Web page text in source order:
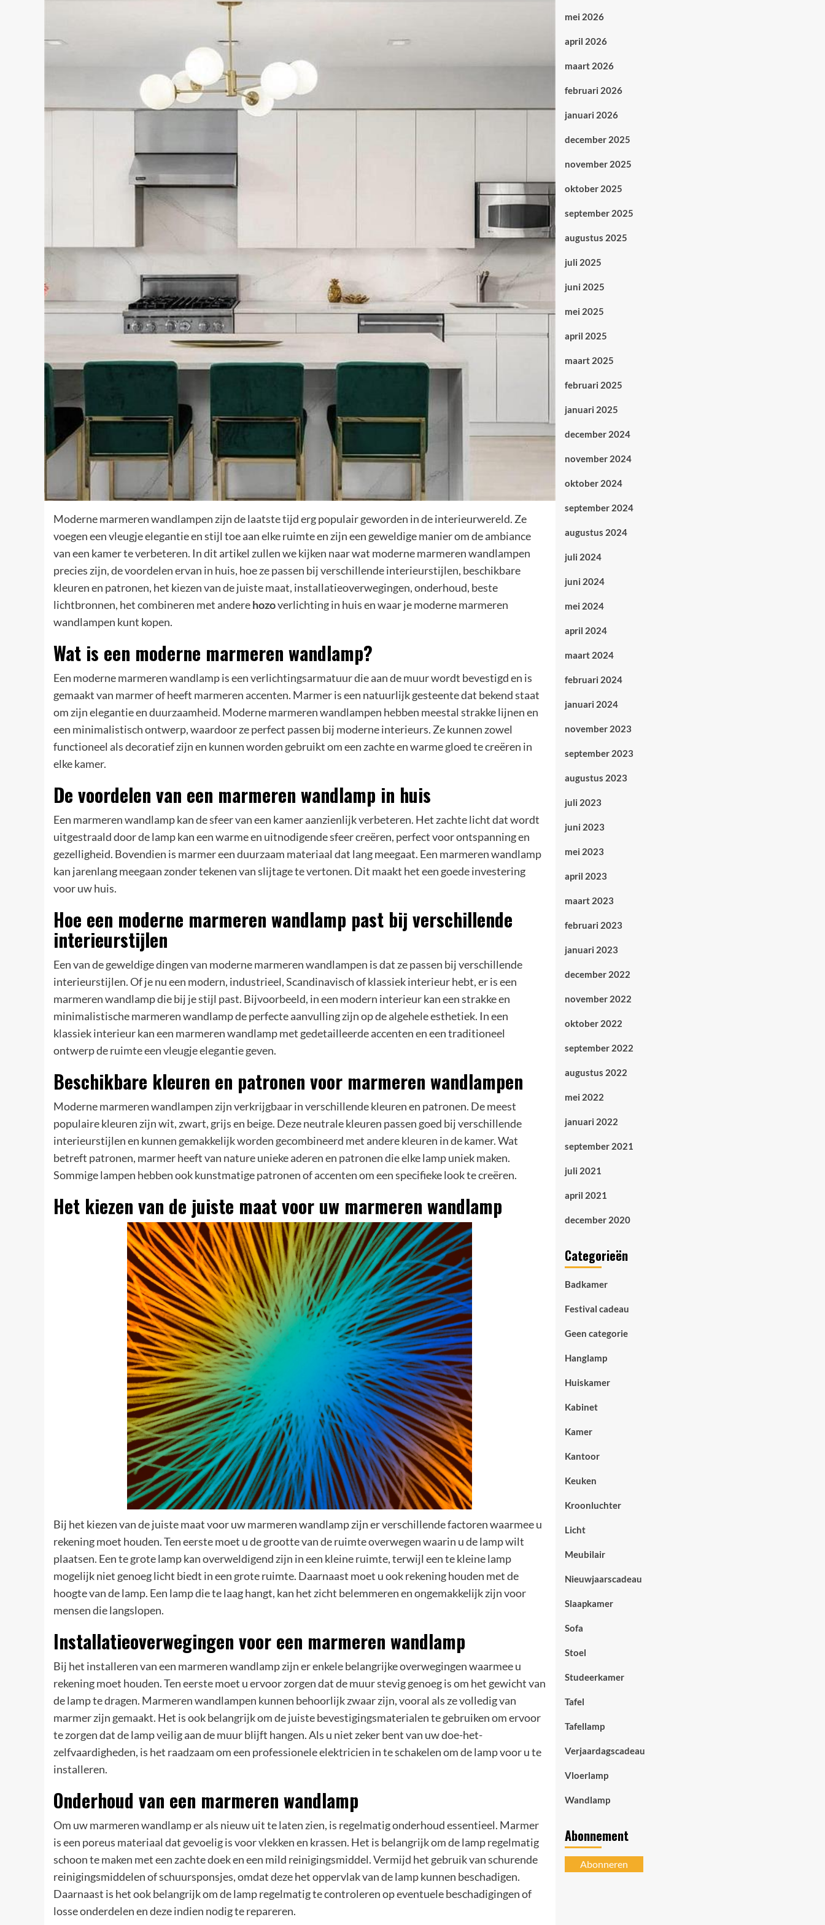
Moderne marmeren wandlampen zijn de laatste tijd erg populair geworden in de interieurwereld. Ze
voegen een vleugje elegantie en stijl toe aan elke ruimte en zijn een geweldige manier om de ambiance
van een kamer te verbeteren. In dit artikel zullen we kijken naar wat moderne marmeren wandlampen
precies zijn, de voordelen ervan in huis, hoe ze passen bij verschillende interieurstijlen, beschikbare
kleuren en patronen, het kiezen van de juiste maat, installatieoverwegingen, onderhoud, beste
lichtbronnen, het combineren met anderehozoverlichting in huis en waar je moderne marmeren
wandlampen kunt kopen.
Wat is een moderne marmeren wandlamp?
Een moderne marmeren wandlamp is een verlichtingsarmatuur die aan de muur wordt bevestigd en is
gemaakt van marmer of heeft marmeren accenten. Marmer is een natuurlijk gesteente dat bekend staat
om zijn elegantie en duurzaamheid. Moderne marmeren wandlampen hebben meestal strakke lijnen en
een minimalistisch ontwerp, waardoor ze perfect passen bij moderne interieurs. Ze kunnen zowel
functioneel als decoratief zijn en kunnen worden gebruikt om een ​​zachte en warme gloed te creëren in
elke kamer.
De voordelen van een marmeren wandlamp in huis
Een marmeren wandlamp kan de sfeer van een kamer aanzienlijk verbeteren. Het zachte licht dat wordt
uitgestraald door de lamp kan een warme en uitnodigende sfeer creëren, perfect voor ontspanning en
gezelligheid. Bovendien is marmer een duurzaam materiaal dat lang meegaat. Een marmeren wandlamp
kan jarenlang meegaan zonder tekenen van slijtage te vertonen. Dit maakt het een goede investering
voor uw huis.
Hoe een moderne marmeren wandlamp past bij verschillende
interieurstijlen
Een van de geweldige dingen van moderne marmeren wandlampen is dat ze passen bij verschillende
interieurstijlen. Of je nu een modern, industrieel, Scandinavisch of klassiek interieur hebt, er is een
marmeren wandlamp die bij je stijl past. Bijvoorbeeld, in een modern interieur kan een strakke en
minimalistische marmeren wandlamp de perfecte aanvulling zijn op de algehele esthetiek. In een
klassiek interieur kan een marmeren wandlamp met gedetailleerde accenten en een traditioneel
ontwerp de ruimte een vleugje elegantie geven.
Beschikbare kleuren en patronen voor marmeren wandlampen
Moderne marmeren wandlampen zijn verkrijgbaar in verschillende kleuren en patronen. De meest
populaire kleuren zijn wit, zwart, grijs en beige. Deze neutrale kleuren passen goed bij verschillende
interieurstijlen en kunnen gemakkelijk worden gecombineerd met andere kleuren in de kamer. Wat
betreft patronen, marmer heeft van nature unieke aderen en patronen die elke lamp uniek maken.
Sommige lampen hebben ook kunstmatige patronen of accenten om een ​​specifieke look te creëren.
Het kiezen van de juiste maat voor uw marmeren wandlamp
Bij het kiezen van de juiste maat voor uw marmeren wandlamp zijn er verschillende factoren waarmee u
rekening moet houden. Ten eerste moet u de grootte van de ruimte overwegen waarin u de lamp wilt
plaatsen. Een te grote lamp kan overweldigend zijn in een kleine ruimte, terwijl een te kleine lamp
mogelijk niet genoeg licht biedt in een grote ruimte. Daarnaast moet u ook rekening houden met de
hoogte van de lamp. Een lamp die te laag hangt, kan het zicht belemmeren en ongemakkelijk zijn voor
mensen die langslopen.
Installatieoverwegingen voor een marmeren wandlamp
Bij het installeren van een marmeren wandlamp zijn er enkele belangrijke overwegingen waarmee u
rekening moet houden. Ten eerste moet u ervoor zorgen dat de muur stevig genoeg is om het gewicht van
de lamp te dragen. Marmeren wandlampen kunnen behoorlijk zwaar zijn, vooral als ze volledig van
marmer zijn gemaakt. Het is ook belangrijk om de juiste bevestigingsmaterialen te gebruiken om ervoor
te zorgen dat de lamp veilig aan de muur blijft hangen. Als u niet zeker bent van uw doe-het-
zelfvaardigheden, is het raadzaam om een ​​professionele elektricien in te schakelen om de lamp voor u te
installeren.
Onderhoud van een marmeren wandlamp
Om uw marmeren wandlamp er als nieuw uit te laten zien, is regelmatig onderhoud essentieel. Marmer
is een poreus materiaal dat gevoelig is voor vlekken en krassen. Het is belangrijk om de lamp regelmatig
schoon te maken met een zachte doek en een mild reinigingsmiddel. Vermijd het gebruik van schurende
reinigingsmiddelen of schuursponsjes, omdat deze het oppervlak van de lamp kunnen beschadigen.
Daarnaast is het ook belangrijk om de lamp regelmatig te controleren op eventuele beschadigingen of
losse onderdelen en deze indien nodig te repareren.
mei 2026
april 2026
maart 2026
februari 2026
januari 2026
december 2025
november 2025
oktober 2025
september 2025
augustus 2025
juli 2025
juni 2025
mei 2025
april 2025
maart 2025
februari 2025
januari 2025
december 2024
november 2024
oktober 2024
september 2024
augustus 2024
juli 2024
juni 2024
mei 2024
april 2024
maart 2024
februari 2024
januari 2024
november 2023
september 2023
augustus 2023
juli 2023
juni 2023
mei 2023
april 2023
maart 2023
februari 2023
januari 2023
december 2022
november 2022
oktober 2022
september 2022
augustus 2022
mei 2022
januari 2022
september 2021
juli 2021
april 2021
december 2020
Categorieën
Badkamer
Festival cadeau
Geen categorie
Hanglamp
Huiskamer
Kabinet
Kamer
Kantoor
Keuken
Kroonluchter
Licht
Meubilair
Nieuwjaarscadeau
Slaapkamer
Sofa
Stoel
Studeerkamer
Tafel
Tafellamp
Verjaardagscadeau
Vloerlamp
Wandlamp
Abonnement
Abonneren